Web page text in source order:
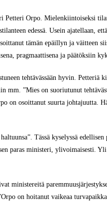
Petteri Orpo. Mielenkiintoiseksi
edessä. Usein ajatellaan,
tämän epäillyn ja väitteen
pragmaattisena ja päätöksiin
tehtävässään hyvin. Petteriä
mm. ”Mies on suoriutunut
on osoittanut suurta johtajuutta.
Tässä kyselyssä
paras ministeri, ylivoimaisesti.
ministereitä
on hoitanut vaikeaa